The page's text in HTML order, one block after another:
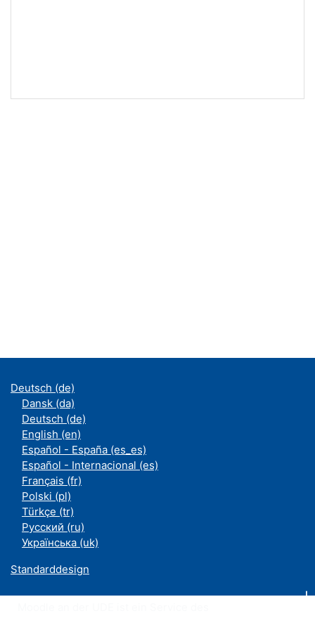
Deutsch ‎(de)‎
Dansk ‎(da)‎
Deutsch ‎(de)‎
English ‎(en)‎
Español - España ‎(es_es)‎
Español - Internacional ‎(es)‎
Français ‎(fr)‎
Polski ‎(pl)‎
Türkçe ‎(tr)‎
Русский ‎(ru)‎
Українська ‎(uk)‎
Standarddesign